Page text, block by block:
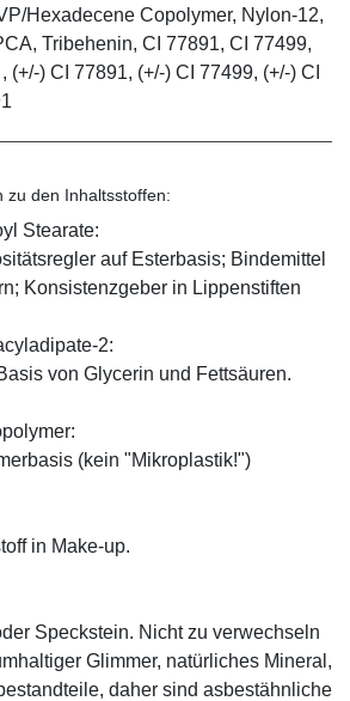
Hexadecene Copolymer, Nylon-12,
Tribehenin, CI 77891, CI 77499,
(+/-) CI 77891, (+/-) CI 77499, (+/-) CI
zu den Inhaltsstoffen:
Stearate:
auf Esterbasis; Bindemittel
Konsistenzgeber in Lippenstiften
2:
von Glycerin und Fettsäuren.
(kein "Mikroplastik!")
in Make-up.
Speckstein. Nicht zu verwechseln
Glimmer, natürliches Mineral,
daher sind asbestähnliche